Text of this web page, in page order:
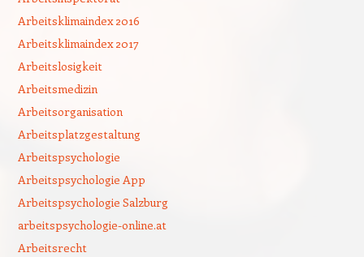
Arbeitsklimaindex 2016
Arbeitsklimaindex 2017
Arbeitslosigkeit
Arbeitsmedizin
Arbeitsorganisation
Arbeitsplatzgestaltung
Arbeitspsychologie
Arbeitspsychologie App
Arbeitspsychologie Salzburg
arbeitspsychologie-online.at
Arbeitsrecht